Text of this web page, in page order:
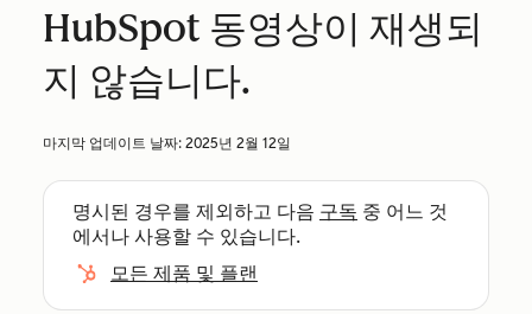
HubSpot 동영상이 재생되
지 않습니다.
마지막 업데이트 날짜: 2025년 2월 12일
명시된 경우를 제외하고 다음 구독 중 어느 것
에서나 사용할 수 있습니다.
모든 제품 및 플랜